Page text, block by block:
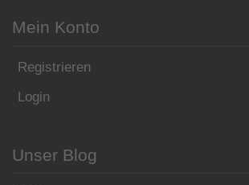
Mein Konto
Registrieren
Login
Unser Blog